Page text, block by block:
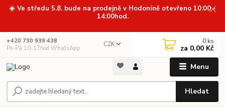
☀️ Ve středu 5.8. bude na prodejně v Hodoníně otevřeno 10:00 -
14:00hod.
Menu
CZK
Hledat
+420 730 939 438
Po-Pá 10-17hod WhatsApp
0 ks
za 0,00 Kč